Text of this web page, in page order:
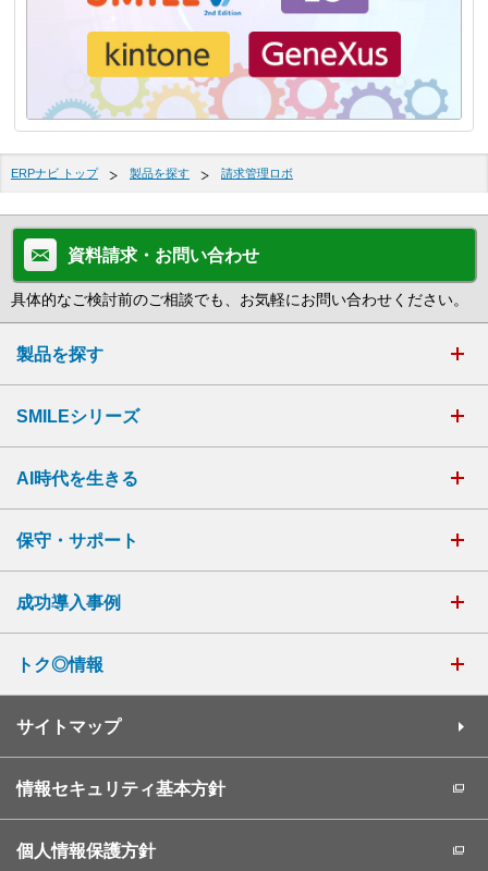
ERPナビ トップ 製品を探す 請求管理ロボ
資料請求・お問い合わせ
具体的なご検討前のご相談でも、お気軽にお問い合わせください。
製品を探す
SMILEシリーズ
AI時代を生きる
保守・サポート
成功導入事例
トク◎情報
サイトマップ
情報セキュリティ基本方針
個人情報保護方針